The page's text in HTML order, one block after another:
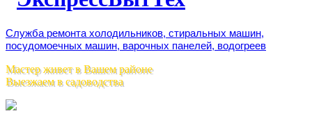
Служба ремонта холодильников, стиральных машин,
посудомоечных машин, варочных панелей, водогреев
Мастер живет в Вашем районе
Выезжаем в садоводства